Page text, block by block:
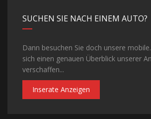
SUCHEN SIE NACH EINEM AUTO?
Dann besuchen Sie doch unsere
sich einen genauen Überblick unserer
verschaffen...
Inserate Anzeigen